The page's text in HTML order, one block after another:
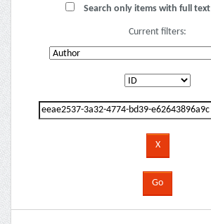
Search only items with full
Current filters: